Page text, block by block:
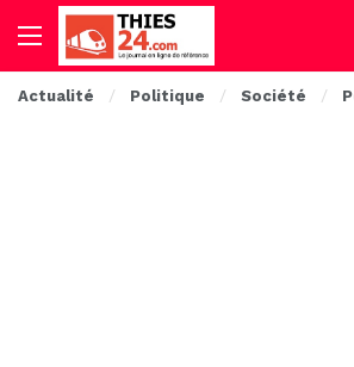
Actualité Politique Société